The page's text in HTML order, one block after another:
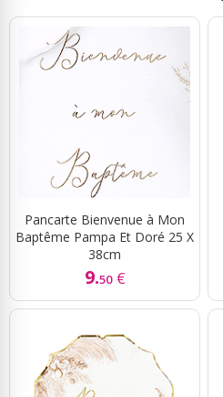
Pancarte Bienvenue à Mon
Baptême Pampa Et Doré 25 X
38cm
9.50 €